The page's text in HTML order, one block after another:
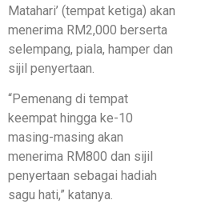
Matahari’ (tempat ketiga) akan
menerima RM2,000 berserta
selempang, piala, hamper dan
sijil penyertaan.
“Pemenang di tempat
keempat hingga ke-10
masing-masing akan
menerima RM800 dan sijil
penyertaan sebagai hadiah
sagu hati,” katanya.